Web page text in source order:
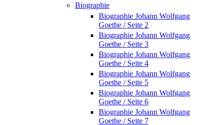
Biographie
Biographie Johann Wolfgang
Goethe / Seite 2
Biographie Johann Wolfgang
Goethe / Seite 3
Biographie Johann Wolfgang
Goethe / Seite 4
Biographie Johann Wolfgang
Goethe / Seite 5
Biographie Johann Wolfgang
Goethe / Seite 6
Biographie Johann Wolfgang
Goethe / Seite 7